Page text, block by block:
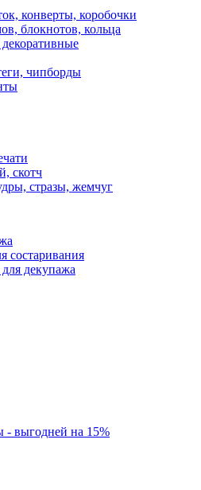
конверты, коробочки
блокнотов, кольца
чипборды
скотч
стразы, жемчуг
состаривания
декупажа
- выгодней на 15%